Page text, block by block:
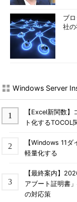
ブ
社
Windows Server
【Excel新関数
ト化するTOCOL
【Windows 11
軽量化する
【最終案内】
アブート証明書
の対応策